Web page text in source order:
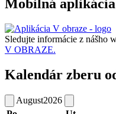
Mobilná aplikácia
Sledujte informácie z nášho
V OBRAZE.
Kalendár zberu
August2026